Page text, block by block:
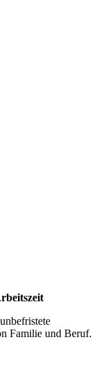
Familie und Beruf.